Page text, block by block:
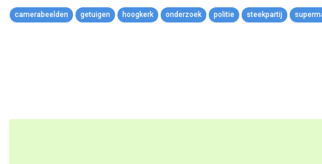
camerabeelden getuigen hoogkerk onderzoek politie steekpartij